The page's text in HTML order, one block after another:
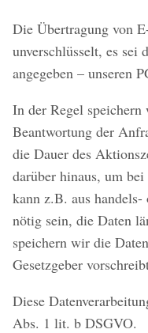
Die Übertragung von
unverschlüsselt, es sei
angegeben – unseren
In der Regel
Beantwortung der
die Dauer des
darüber hinaus, um
kann z.B. aus
nötig sein, die Daten
speichern wir die
Gesetzgeber
Diese
Abs. 1 lit. b DSGVO.